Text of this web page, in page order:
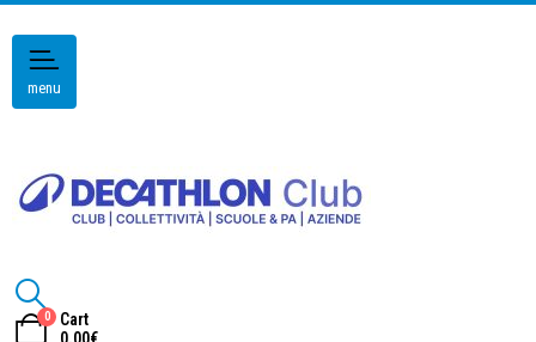
menu
0
Cart